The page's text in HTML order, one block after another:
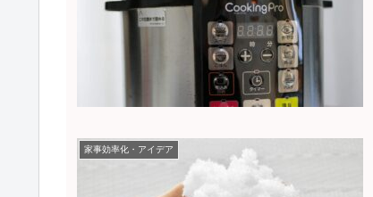
家事効率化・アイデア